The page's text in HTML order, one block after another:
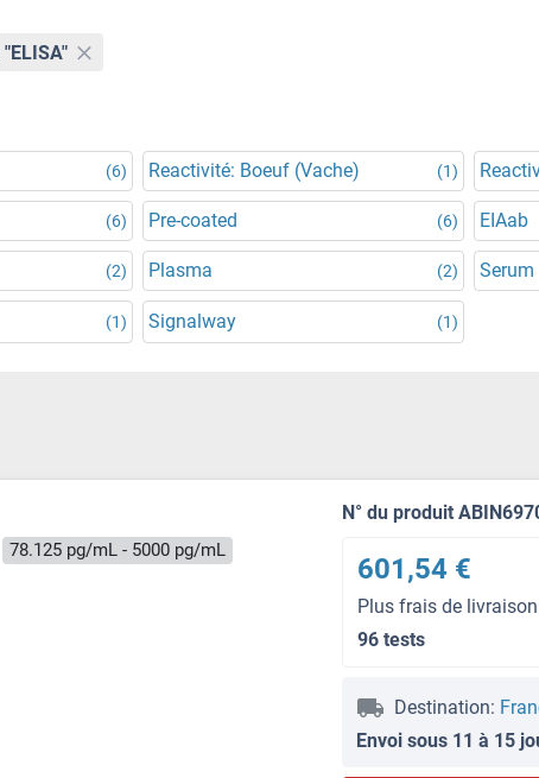
"ELISA"
(6) Reactivité: Boeuf (Vache) (1)
(6) Pre-coated (6) EIAab
(2) Plasma (2) Serum
(1) Signalway (1)
78.125 pg/mL - 5000 pg/mL
N° du produit
601,54 €
Plus frais de
96 tests
Destination:
Envoi sous 11 à 15